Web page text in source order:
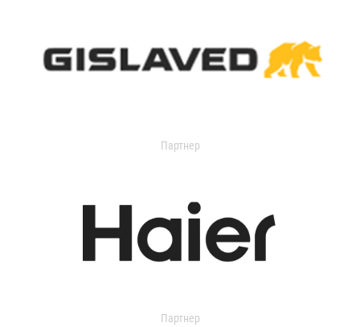
Партнер
Партнер